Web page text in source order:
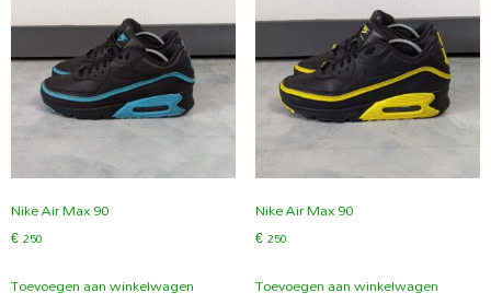
Nike Air Max 90
€250
Toevoegen aan winkelwagen
Nike Air Max 90
€250
Toevoegen aan winkelwagen